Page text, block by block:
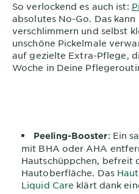
So verlockend es auch ist:
absolutes No-Go. Das
verschlimmern und selbst
unschöne Pickelmale
auf gezielte Extra-Pflege,
Woche in Deine
Peeling-Booster: Ein
mit BHA oder AHA
Hautschüppchen, befreit
Hautoberfläche. Das
Liquid Care klärt dank